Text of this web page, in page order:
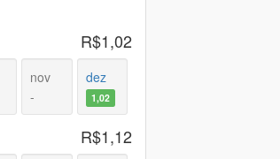
R$1,02
nov
-
dez
1,02
R$1,12